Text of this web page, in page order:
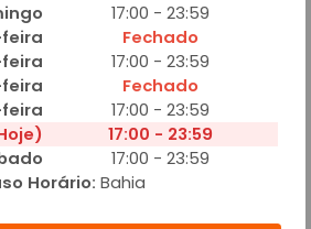
Adicionar
17:00 - 23:59
Fechado
17:00 - 23:59
Fechado
17:00 - 23:59
17:00 - 23:59
17:00 - 23:59
Horário: Bahia